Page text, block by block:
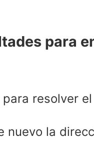
para
resolver
nuevo la